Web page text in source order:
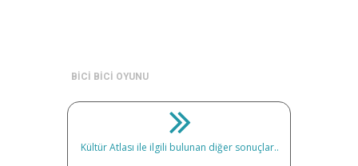
BİCİ BİCİ OYUNU
Kültür Atlası ile ilgili bulunan diğer sonuçlar..